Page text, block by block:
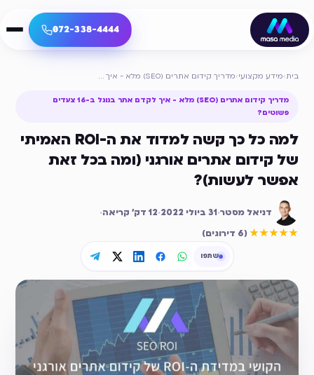
072-338-4444
בית›מידע מקצועי› מדריך קידום אתרים (SEO) מלא - איך לקדם אתר בגוגל ב-16 צעדים פשוטים?
מדריך קידום אתרים (SEO) מלא - איך לקדם אתר בגוגל ב-16 צעדים
פשוטים?
למה כל כך קשה למדוד את ה-ROI האמיתי
של קידום אתרים אורגני (ומה בכל זאת
אפשר לעשות)?
דניאל מסטר·31 ביולי 2022 ·
12 דק׳ קריאה·
★★★★★
(6 דירוגים )
שתפו